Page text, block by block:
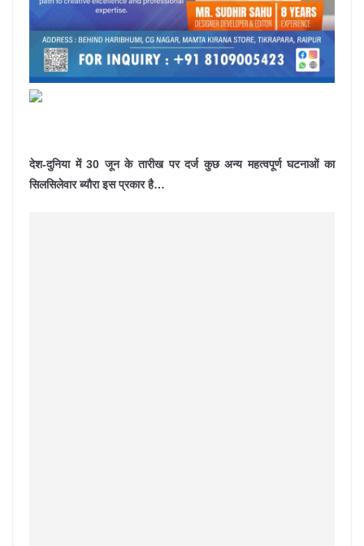
देश-दुनिया में 30 जून के तारीख पर दर्ज कुछ अन्य महत्वपूर्ण घटनाओं का
सिलसिलेवार ब्यौरा इस प्रकार है…